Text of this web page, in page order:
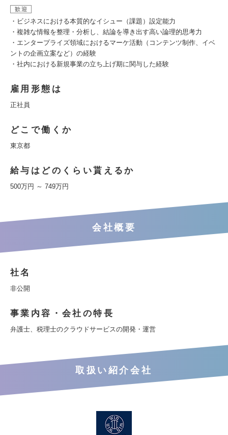
歓迎
・ビジネスにおける本質的なイシュー（課題）設定能力
・複雑な情報を整理・分析し、結論を導き出す高い論理的思考力
・エンタープライズ領域におけるマーケ活動（コンテンツ制作、イベ
ントの企画立案など）の経験
・社内における新規事業の立ち上げ期に関与した経験
雇用形態は
正社員
どこで働くか
東京都
給与はどのくらい貰えるか
500万円 ～ 749万円
会社概要
社名
非公開
事業内容・会社の特長
弁護士、税理士のクラウドサービスの開発・運営
取扱い紹介会社